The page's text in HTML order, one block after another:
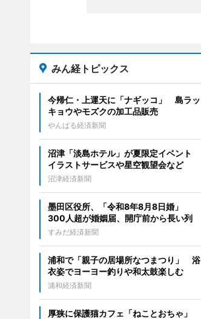
みん経トピックス
今帰仁・上運天に「ナギッコ」 島ラッ
キョウやモズクの加工品販売
やんばる経済新聞
沼津「淡島ホテル」が夏限定イベント
イラストサービスや星空観望会など
沼津経済新聞
墨田区役所、「令和8年8月8日婚」
300人超が婚姻届、開庁前から長い列
すみだ経済新聞
浦和で「親子の居場所なつまつり」 浴
衣姿でヨーヨー釣りや和太鼓楽しむ
浦和経済新聞
厚狭に保護猫カフェ「ねことおちゃ」